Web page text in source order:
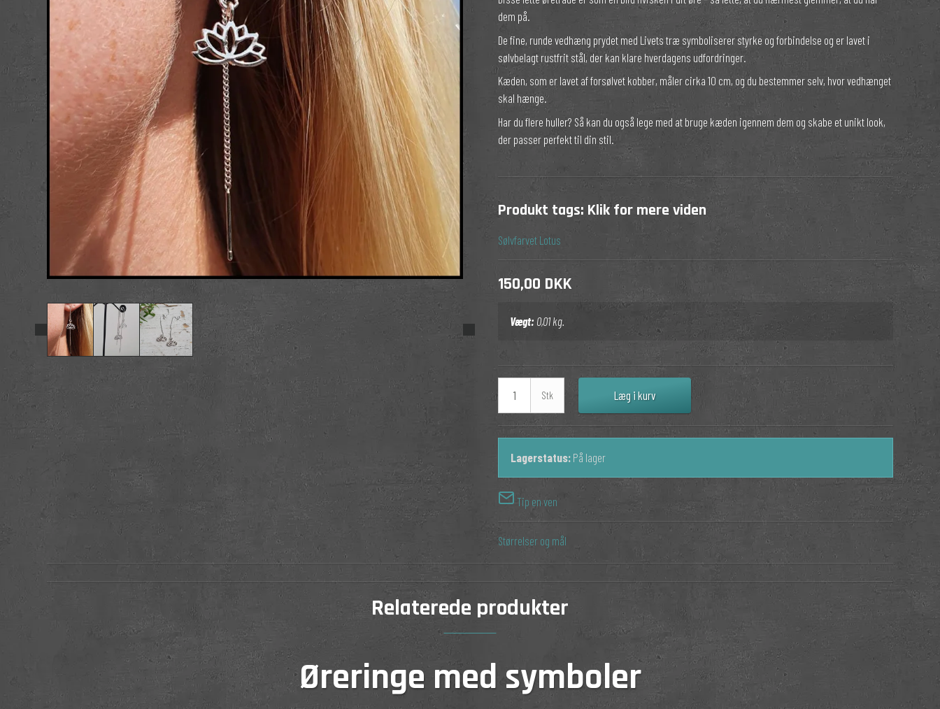
Æsker
Postkort og kuverter
Figurer
Nøgleringe
Silke til håret
dem på.
De fine, runde vedhæng prydet med Livets træ symboliserer styrke og forbindelse og er lavet i
sølvbelagt rustfrit stål, der kan klare hverdagens udfordringer.
Kæden, som er lavet af forsølvet kobber, måler cirka 10 cm, og du bestemmer selv, hvor vedhænget
skal hænge.
Har du flere huller? Så kan du også lege med at bruge kæden igennem dem og skabe et unikt look,
der passer perfekt til din stil.
Produkt tags: Klik for mere viden
Sølvfarvet Lotus
150,00 DKK
Vægt: 0,01 kg.
Stk Læg i kurv
Lagerstatus: På lager
Tip en ven
Størrelser og mål
Relaterede produkter
Øreringe med symboler